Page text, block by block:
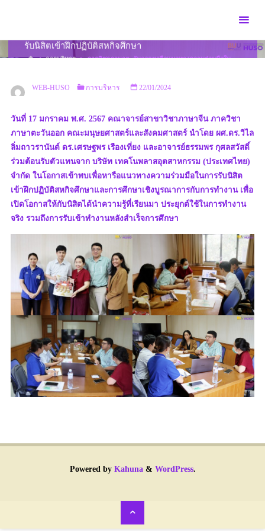
รับนิสิตเข้าฝึกปฏิบัติสหกิจศึกษา
HOMEการบริหาร
ภาควิชาภาษาตะวันออกหารือแนวทางความร่วมมือใน
WEB-HUSO การบริหาร 22/01/2024
วันที่ 17 มกราคม พ.ศ. 2567 คณาจารย์สาขาวิชาภาษาจีน ภาควิชา
ภาษาตะวันออก คณะมนุษยศาสตร์และสังคมศาสตร์ นำโดย ผศ.ดร.วิไล
ลิ่มถาวรานันต์ ดร.เศรษฐพร เรืองเที่ยง และอาจารย์ธรรมพร กุศลสวัสดิ์
ร่วมต้อนรับตัวแทนจาก บริษัท เทคโนพลาสอุตสาหกรรม (ประเทศไทย)
จำกัด ในโอกาสเข้าพบเพื่อหารือแนวทางความร่วมมือในการรับนิสิต
เข้าฝึกปฏิบัติสหกิจศึกษาและการศึกษาเชิงบูรณาการกับการทำงาน เพื่อ
เปิดโอกาสให้กับนิสิตได้นำความรู้ที่เรียนมา ประยุกต์ใช้ในการทำงาน
จริง รวมถึงการรับเข้าทำงานหลังสำเร็จการศึกษา
Powered byKahuna& WordPress.
Back
to